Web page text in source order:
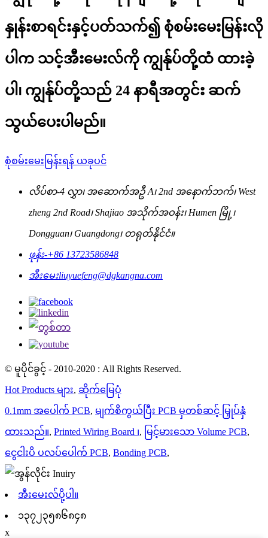
နှုန်းစာရင်းနှင့်ပတ်သက်၍ စုံစမ်းမေးမြန်းလို
ပါက သင့်အီးမေးလ်ကို ကျွန်ုပ်တို့ထံ ထားခဲ့
ပါ၊ ကျွန်ုပ်တို့သည် 24 နာရီအတွင်း ဆက်
သွယ်ပေးပါမည်။
စုံစမ်းမေးမြန်းရန် ယခုပင်
လိပ်စာ-4 လွှာ၊ အဆောက်အဦ A၊ 2nd အနောက်ဘက်၊ West
zheng 2nd Road၊ Shajiao အသိုက်အဝန်း၊ Humen မြို့၊
Dongguan၊ Guangdong၊ တရုတ်နိုင်ငံ။
ဖုန်း-+86 13723586848
အီးမေးliuyuefeng@dgkangna.com
© မူပိုင်ခွင့် - 2010-2020 : All Rights Reserved.
Hot Products များ, ဆိုက်မြေပုံ
0.1mm အပေါက် PCB, မျက်စိကွယ်ပြီး PCB မှတစ်ဆင့် မြှုပ်နှံ
ထားသည်။, Printed Wiring Board ၊, မြင့်မားသော Volume PCB,
ငွေငါးပိ ပလပ်ပေါက် PCB, Bonding PCB,
အီးမေးလ်ပို့ပါ။
၁၃၇၂၃၅၈၆၈၄၈
x